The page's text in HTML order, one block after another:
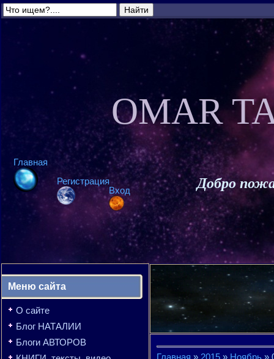
Главная
Регистрация
Вход
OMAR
Добро
Меню сайта
О сайте
Блог НАТАЛИИ
Блоги АВТОРОВ
Главная » 2015 » Ноябрь »